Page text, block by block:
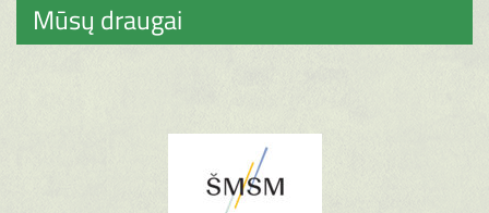
Mūsų draugai